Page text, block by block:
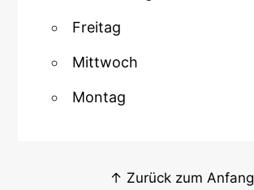
Freitag
Mittwoch
Montag
↑ Zurück zum Anfang